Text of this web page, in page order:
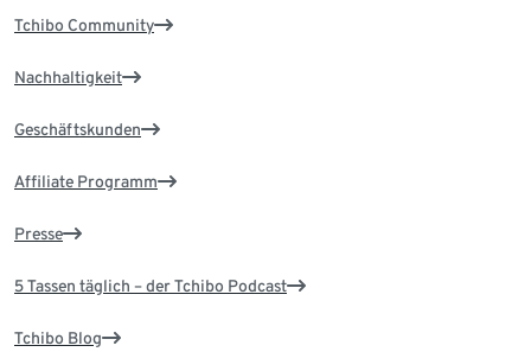
Tchibo Community
Nachhaltigkeit
Geschäftskunden
Affiliate Programm
Presse
5 Tassen täglich – der Tchibo Podcast
Tchibo Blog